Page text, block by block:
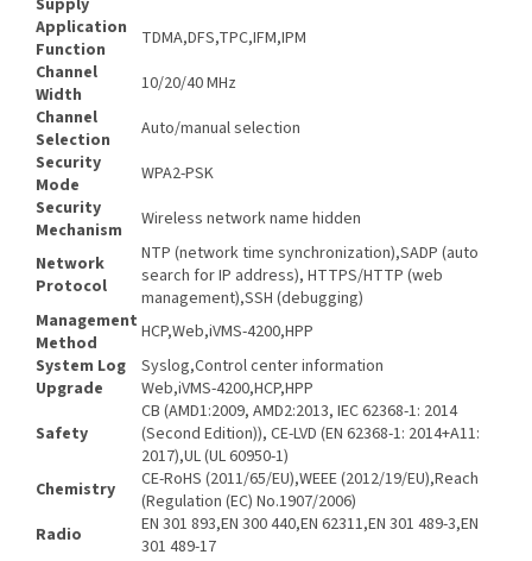
Supply
Application
Function
TDMA,DFS,TPC,IFM,IPM
Channel
Width
10/20/40 MHz
Channel
Selection
Auto/manual selection
Security
Mode
WPA2-PSK
Security
Mechanism
Wireless network name hidden
Network
Protocol
NTP (network time synchronization),SADP (auto
search for IP address), HTTPS/HTTP (web
management),SSH (debugging)
Management
Method
HCP,Web,iVMS-4200,HPP
System Log
Syslog,Control center information
Upgrade
Web,iVMS-4200,HCP,HPP
Safety
CB (AMD1:2009, AMD2:2013, IEC 62368-1: 2014
(Second Edition)), CE-LVD (EN 62368-1: 2014+A11:
2017),UL (UL 60950-1)
Chemistry
CE-RoHS (2011/65/EU),WEEE (2012/19/EU),Reach
(Regulation (EC) No.1907/2006)
Radio
EN 301 893,EN 300 440,EN 62311,EN 301 489-3,EN
301 489-17